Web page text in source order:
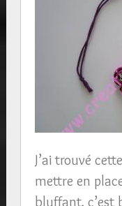
J’ai trouvé
mettre en
bluffant, c’est